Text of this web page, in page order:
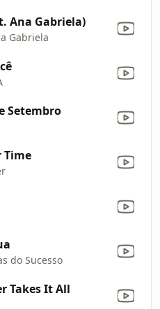
Ana Gabriela)
Gabriela
Setembro
Time
do Sucesso
Takes It All